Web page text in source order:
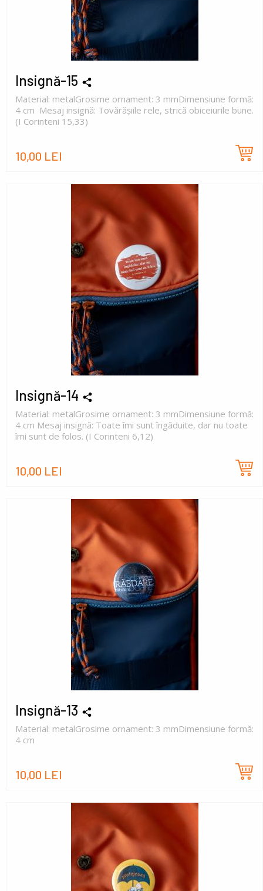
Insignă-15
Material: metalGrosime ornament: 3 mmDimensiune formă:
4 cm Mesaj insignă: Tovărășiile rele, strică obiceiurile bune.
(I Corinteni 15,33)
10,00 LEI
Insignă-14
Material: metalGrosime ornament: 3 mmDimensiune formă:
4 cm Mesaj insignă: Toate îmi sunt îngăduite, dar nu toate
îmi sunt de folos. (I Corinteni 6,12)
10,00 LEI
Insignă-13
Material: metalGrosime ornament: 3 mmDimensiune formă:
4 cm
10,00 LEI